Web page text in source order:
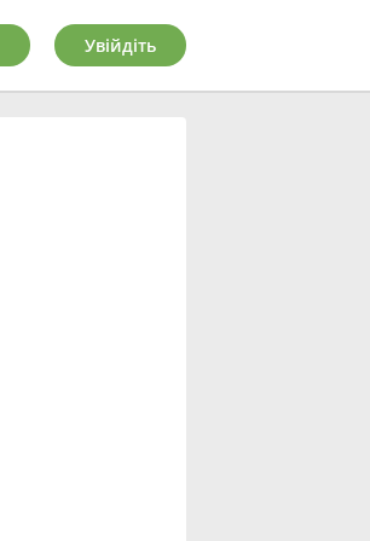
Увійдіть